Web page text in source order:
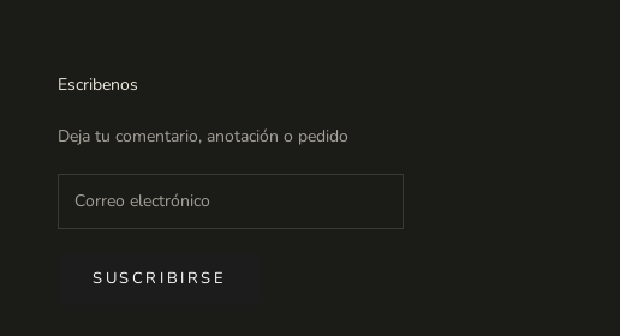
Escribenos
Deja tu comentario, anotación o pedido
SUSCRIBIRSE